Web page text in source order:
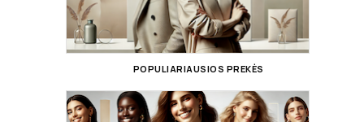
POPULIARIAUSIOS PREKĖS